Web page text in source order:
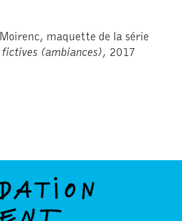
maquette de la série
fictives (ambiances), 2017